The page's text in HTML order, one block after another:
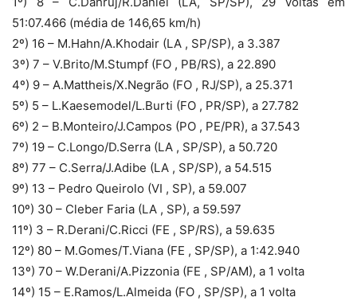
51:07.466 (média de 146,65 km/h)
2º) 16 – M.Hahn/A.Khodair (LA , SP/SP), a 3.387
3º) 7 – V.Brito/M.Stumpf (FO , PB/RS), a 22.890
4º) 9 – A.Mattheis/X.Negrão (FO , RJ/SP), a 25.371
5º) 5 – L.Kaesemodel/L.Burti (FO , PR/SP), a 27.782
6º) 2 – B.Monteiro/J.Campos (PO , PE/PR), a 37.543
7º) 19 – C.Longo/D.Serra (LA , SP/SP), a 50.720
8º) 77 – C.Serra/J.Adibe (LA , SP/SP), a 54.515
9º) 13 – Pedro Queirolo (VI , SP), a 59.007
10º) 30 – Cleber Faria (LA , SP), a 59.597
11º) 3 – R.Derani/C.Ricci (FE , SP/RS), a 59.635
12º) 80 – M.Gomes/T.Viana (FE , SP/SP), a 1:42.940
13º) 70 – W.Derani/A.Pizzonia (FE , SP/AM), a 1 volta
14º) 15 – E.Ramos/L.Almeida (FO , SP/SP), a 1 volta